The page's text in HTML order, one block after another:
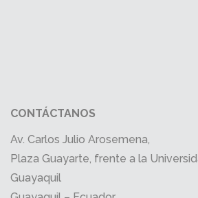
CONTÁCTANOS
Av. Carlos Julio Arosemena,
Plaza Guayarte, frente a la
Guayaquil